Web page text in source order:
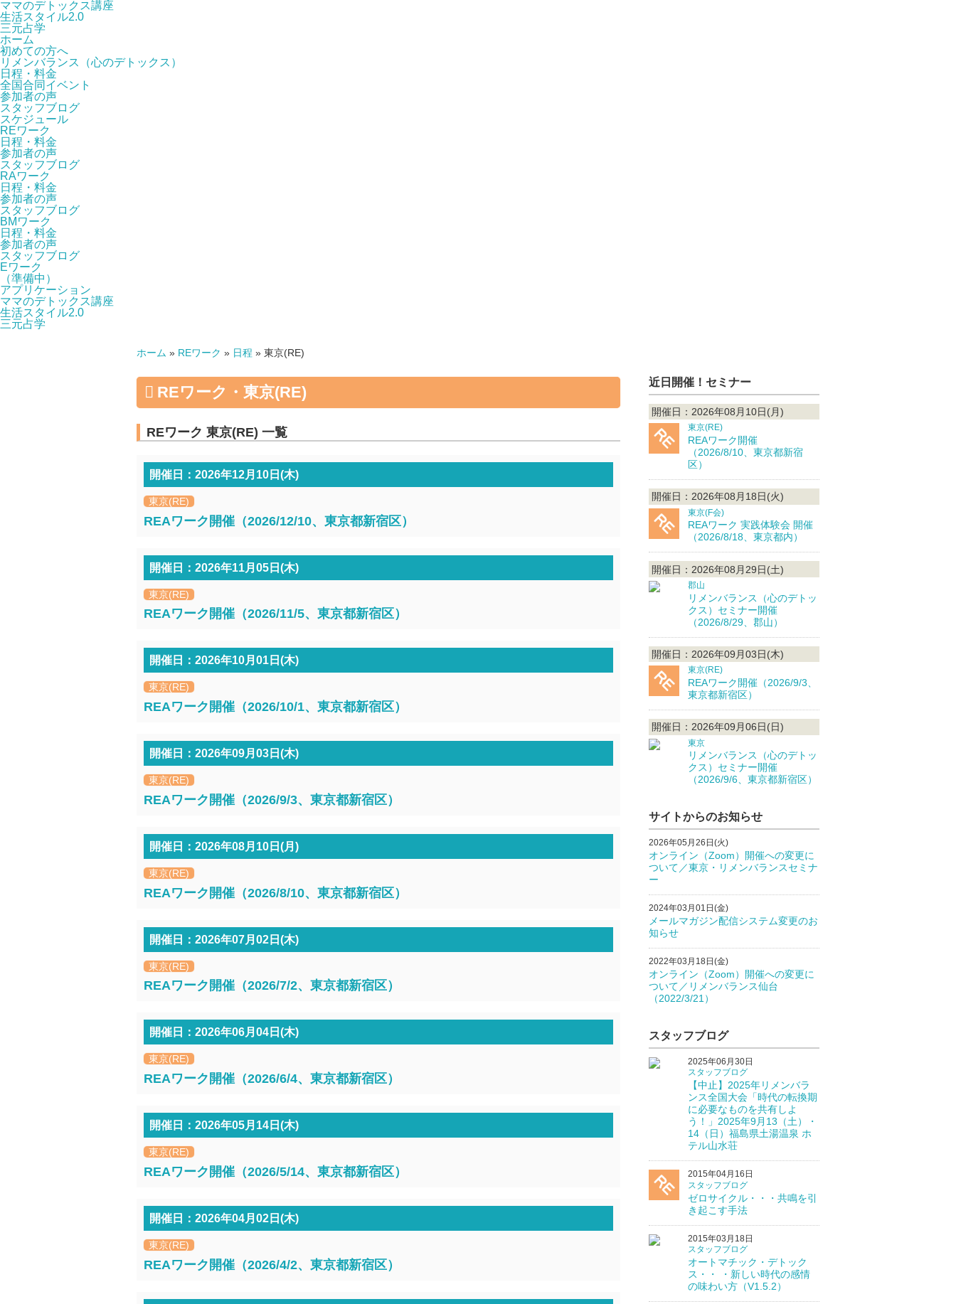
ママのデトックス講座
生活スタイル2.0
三元占学
ホーム
初めての方へ
リメンバランス（心のデトックス）
日程・料金
全国合同イベント
参加者の声
スタッフブログ
スケジュール
REワーク
日程・料金
参加者の声
スタッフブログ
RAワーク
日程・料金
参加者の声
スタッフブログ
BMワーク
日程・料金
参加者の声
スタッフブログ
Eワーク
（準備中）
アプリケーション
ママのデトックス講座
生活スタイル2.0
三元占学
ホーム » REワーク » 日程 » 東京(RE)
REワーク・東京(RE)
REワーク 東京(RE) 一覧
開催日：2026年12月10日(木)
東京(RE)
REAワーク開催（2026/12/10、東京都新宿区）
開催日：2026年11月05日(木)
東京(RE)
REAワーク開催（2026/11/5、東京都新宿区）
開催日：2026年10月01日(木)
東京(RE)
REAワーク開催（2026/10/1、東京都新宿区）
開催日：2026年09月03日(木)
東京(RE)
REAワーク開催（2026/9/3、東京都新宿区）
開催日：2026年08月10日(月)
東京(RE)
REAワーク開催（2026/8/10、東京都新宿区）
開催日：2026年07月02日(木)
東京(RE)
REAワーク開催（2026/7/2、東京都新宿区）
開催日：2026年06月04日(木)
東京(RE)
REAワーク開催（2026/6/4、東京都新宿区）
開催日：2026年05月14日(木)
東京(RE)
REAワーク開催（2026/5/14、東京都新宿区）
開催日：2026年04月02日(木)
東京(RE)
REAワーク開催（2026/4/2、東京都新宿区）
近日開催！セミナー
開催日：2026年08月10日(月)
東京(RE)
REAワーク開催
（2026/8/10、東京都新宿
区）
開催日：2026年08月18日(火)
東京(F会)
REAワーク 実践体験会 開催
（2026/8/18、東京都内）
開催日：2026年08月29日(土)
郡山
リメンバランス（心のデトッ
クス）セミナー開催
（2026/8/29、郡山）
開催日：2026年09月03日(木)
東京(RE)
REAワーク開催（2026/9/3、
東京都新宿区）
開催日：2026年09月06日(日)
東京
リメンバランス（心のデトッ
クス）セミナー開催
（2026/9/6、東京都新宿区）
サイトからのお知らせ
2026年05月26日(火)
オンライン（Zoom）開催への変更に
ついて／東京・リメンバランスセミナ
ー
2024年03月01日(金)
メールマガジン配信システム変更のお
知らせ
2022年03月18日(金)
オンライン（Zoom）開催への変更に
ついて／リメンバランス仙台
（2022/3/21）
スタッフブログ
2025年06月30日
スタッフブログ
【中止】2025年リメンバラ
ンス全国大会「時代の転換期
に必要なものを共有しよ
う！」2025年9月13（土）・
14（日）福島県土湯温泉 ホ
テル山水荘
2015年04月16日
スタッフブログ
ゼロサイクル・・・共鳴を引
き起こす手法
2015年03月18日
スタッフブログ
オートマチック・デトック
ス・・ ・新しい時代の感情
の味わい方（V1.5.2）